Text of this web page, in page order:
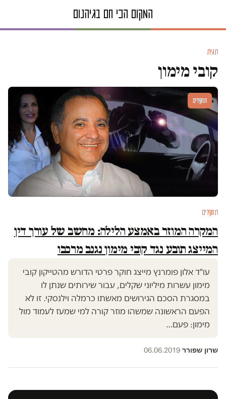
תגית
קובי מימון
תחקירים
תחקירים
המקרה המוזר באמצע הלילה: מחשב של עורך דין
המייצג תובע נגד קובי מימון נגנב מרכבו
עו"ד אלון פומרנץ מייצג חוקר פרטי הדורש מהטייקון קובי
מימון עשרות מיליוני שקלים, עבור שירותים שנתן לו
במסגרת הסכם הגירושים מאשתו כרמלה וילנסקי. זו לא
הפעם הראשונה שמשהו מוזר קורה למי שמעז לעמוד מול
מימון: פעם…
שרון שפורר·
06.06.2019